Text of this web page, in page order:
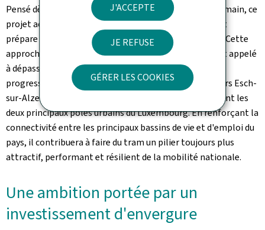
J'ACCEPTE
JE REFUSE
GÉRER LES COOKIES
Pensé dès aujourd'hui pour répondre aux besoins de demain, ce
projet accompagne la croissance continue du réseau et
prépare les prochaines étapes de son développement. Cette
approche est d'autant plus importante que le tram est appelé
à dépasser le cadre de la capitale pour desservir
progressivement la région sud. Le futur tram rapide vers Esch-
sur-Alzette jouera notamment un rôle central en reliant les
deux principaux pôles urbains du Luxembourg. En renforçant la
connectivité entre les principaux bassins de vie et d'emploi du
pays, il contribuera à faire du tram un pilier toujours plus
attractif, performant et résilient de la mobilité nationale.
Une ambition portée par un
investissement d'envergure